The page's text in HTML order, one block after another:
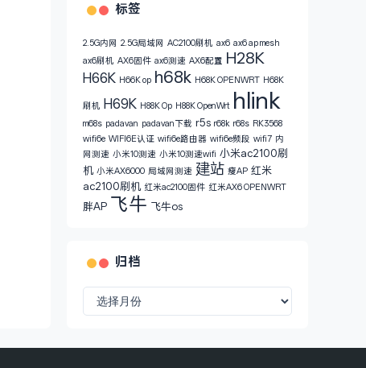
标签
2.5G内网 2.5G局域网 AC2100刷机 ax6 ax6 ap mesh
ax6刷机 AX6固件 ax6测速 AX6配置 H28K
H66K H66K op h68k H68K OPENWRT H68K
刷机 H69K H88K Op H88K OpenWrt hlink
m68s padavan padavan下载 r5s r68k r68s RK3568
wifi6e WIFI6E认证 wifi6e路由器 wifi6e频段 wifi7 内
网测速 小米10测速 小米10测速wifi 小米ac2100刷
机 小米AX6000 局域网测速 建站 瘦AP 红米
ac2100刷机 红米ac2100固件 红米AX6 OPENWRT
胖AP 飞牛 飞牛os
归档
归